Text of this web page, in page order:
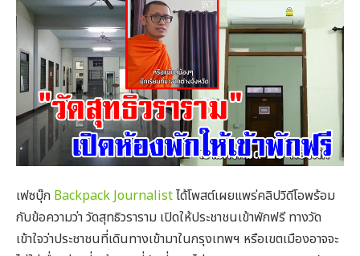
เฟซบุ๊ก Backpack Journalistได้โพสต์เผยแพร่คลิปวิดีโอพร้อม
กับข้อความว่า วัดสุทธิวราราม เปิดให้ประชาชนเข้าพักฟรี ทางวัด
เข้าใจว่าประชาชนที่เดินทางเข้ามาในกรุงเทพฯ หรือเขตเมืองอาจจะ